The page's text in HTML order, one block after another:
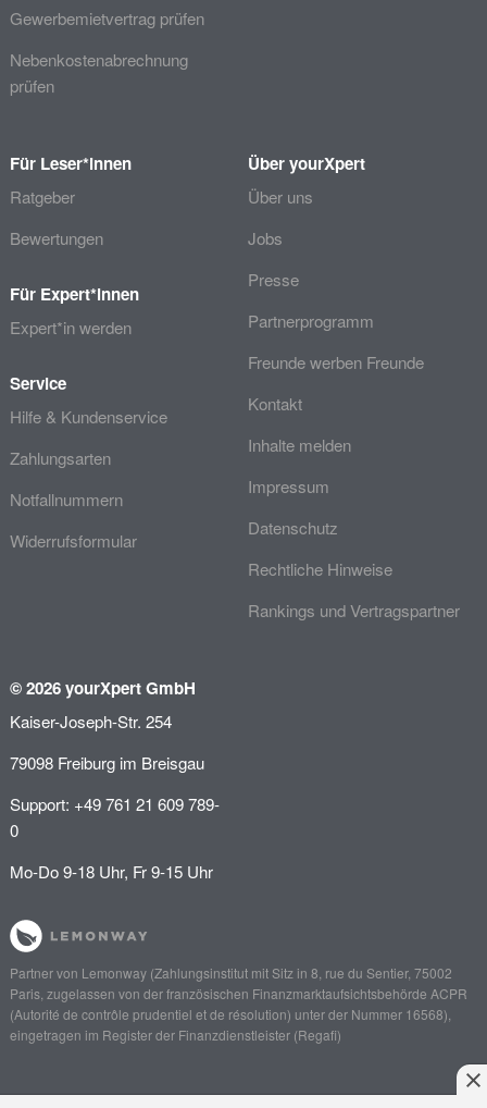
Gewerbemietvertrag prüfen
Nebenkostenabrechnung
prüfen
Für Leser*innen
Ratgeber
Bewertungen
Für Expert*innen
Expert*in werden
Service
Hilfe & Kundenservice
Zahlungsarten
Notfallnummern
Widerrufsformular
Über yourXpert
Über uns
Jobs
Presse
Partnerprogramm
Freunde werben Freunde
Kontakt
Inhalte melden
Impressum
Datenschutz
Rechtliche Hinweise
Rankings und Vertragspartner
© 2026 yourXpert GmbH
Kaiser-Joseph-Str. 254
79098 Freiburg im Breisgau
Support: +49 761 21 609 789-
0
Mo-Do 9-18 Uhr, Fr 9-15 Uhr
Partner von Lemonway(Zahlungsinstitut mit Sitz in 8, rue du Sentier, 75002
Paris, zugelassen von der französischen Finanzmarktaufsichtsbehörde ACPR
(Autorité de contrôle prudentiel et de résolution) unter der Nummer 16568),
eingetragen im Register der Finanzdienstleister (Regafi)